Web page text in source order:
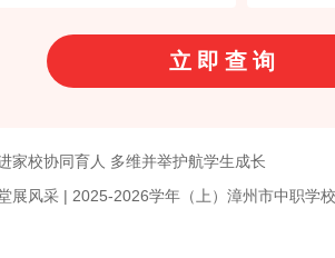
家校协同育人 多维并举护航学生成长
展风采 | 2025-2026学年（上）漳州市中职学